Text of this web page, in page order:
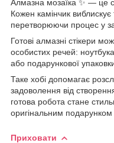
Алмазна мозаїка ✨ — це
Кожен камінчик
перетворюючи процес у
Готові алмазні стікери
особистих речей:
або подарункової
Таке хобі допомагає
задоволення від
готова робота стане
оригінальним подарунком
Приховати